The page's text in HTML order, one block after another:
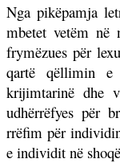
Nga pikëpamja
mbetet vetëm në
frymëzues për
qartë qëllimin
krijimtarinë dhe
udhërrëfyes për
rrëfim për
e individit në